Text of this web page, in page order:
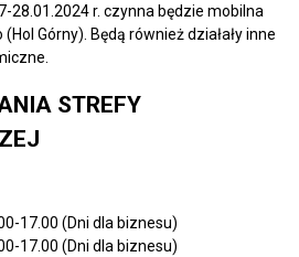
28.01.2024 r. czynna będzie mobilna
Górny). Będą również działały inne
STREFY
17.00 (Dni dla biznesu)
17.00 (Dni dla biznesu)